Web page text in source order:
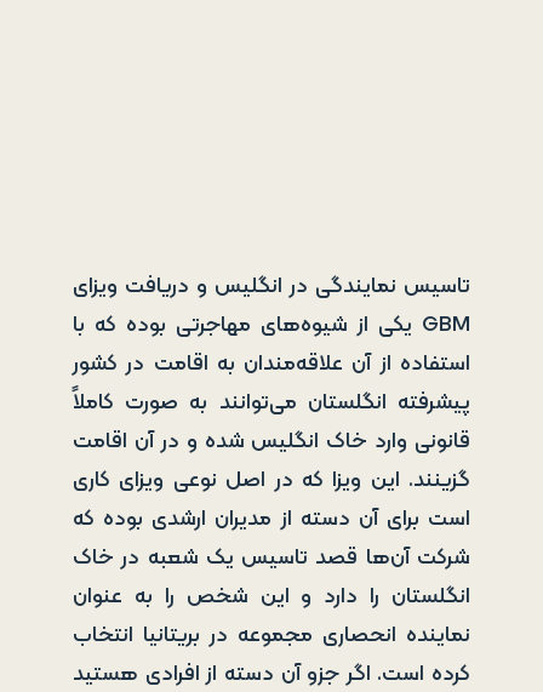
تاسیس نمایندگی در انگلیس و دریافت ویزای
GBM یکی از شیوه‌های مهاجرتی بوده که با
استفاده از آن علاقه‌مندان به اقامت در کشور
پیشرفته انگلستان می‌توانند به صورت کاملاً
قانونی وارد خاک انگلیس شده و در آن اقامت
گزینند. این ویزا که در اصل نوعی ویزای کاری
است برای آن دسته از مدیران ارشدی بوده که
شرکت آن‌ها قصد تاسیس یک شعبه در خاک
انگلستان را دارد و این شخص را به عنوان
نماینده انحصاری مجموعه در بریتانیا انتخاب
کرده است. اگر جزو آن دسته از افرادی هستید